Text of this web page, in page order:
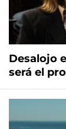
Desalojo
será el